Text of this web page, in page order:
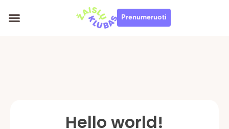
prie
Prenumeruoti
Hello world!